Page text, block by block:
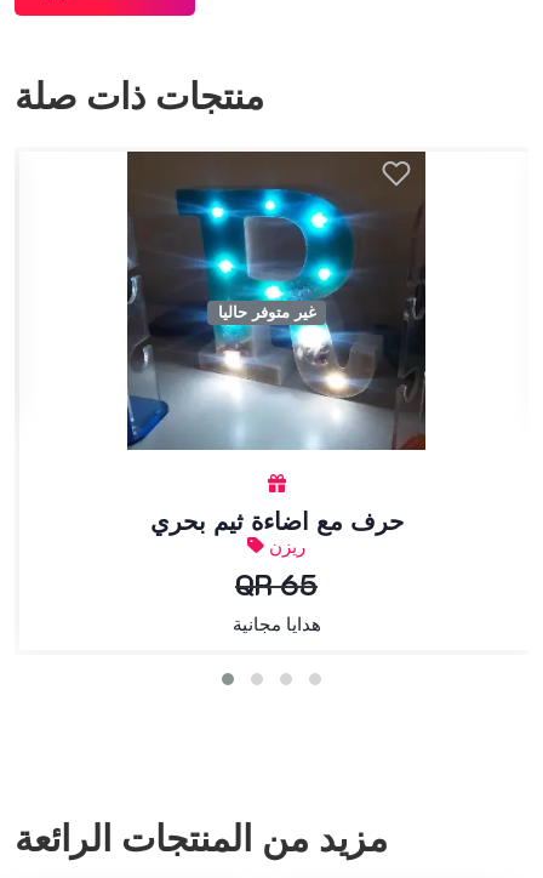
منتجات ذات صلة
غير متوفر حاليا
حرف مع اضاءة ثيم بحري
ريزن
QR 65
هدايا مجانية
مزيد من المنتجات الرائعة